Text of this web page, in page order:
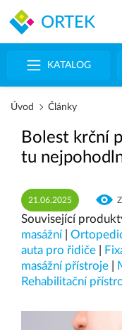
ORTEK
KATALOG
Úvod Články
Bolest krční
tu
21.06.2025
Související
masážní
auta pro řidiče
masážní přístroje
Rehabilitační